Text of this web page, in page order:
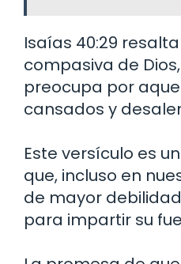
Isaías 40:29
compasiva de
preocupa por
cansados y
Este versículo es
que, incluso en
de mayor
para impartir su